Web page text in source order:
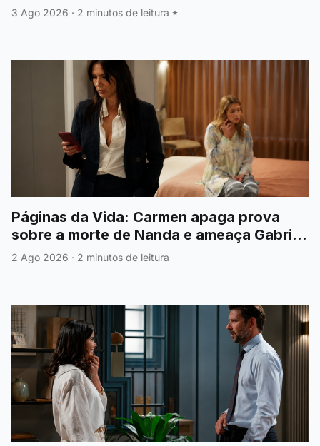
3 Ago 2026 · 2 minutos de leitura
Páginas da Vida: Carmen apaga prova
sobre a morte de Nanda e ameaça Gabriel
para esconder a verdade
2 Ago 2026 · 2 minutos de leitura